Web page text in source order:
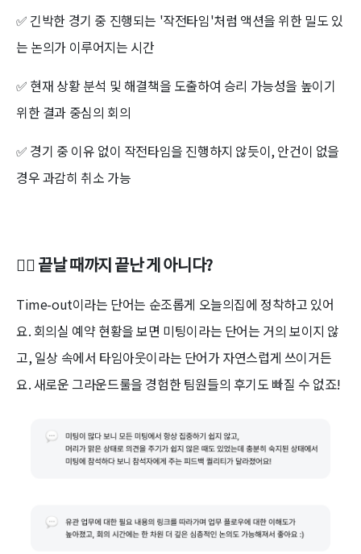
✅ 긴박한 경기 중 진행되는 '작전타임'처럼 액션을 위한 밀도 있
는 논의가 이루어지는 시간
✅ 현재 상황 분석 및 해결책을 도출하여 승리 가능성을 높이기
위한 결과 중심의 회의
✅ 경기 중 이유 없이 작전타임을 진행하지 않듯이, 안건이 없을
경우 과감히 취소 가능
🏃‍♂️ 끝날 때까지 끝난 게 아니다?
Time-out이라는 단어는 순조롭게 오늘의집에 정착하고 있어
요. 회의실 예약 현황을 보면 미팅이라는 단어는 거의 보이지 않
고, 일상 속에서 타임아웃이라는 단어가 자연스럽게 쓰이거든
요. 새로운 그라운드룰을 경험한 팀원들의 후기도 빠질 수 없죠!